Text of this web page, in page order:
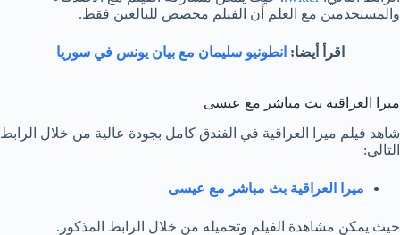
والمستخدمين مع العلم أن الفيلم مخصص للبالغين فقط.
اقرأ أيضا: انطونيو سليمان مع بيان يونس في سوريا
ميرا العراقية بث مباشر مع عيسى
شاهد فيلم ميرا العراقية في الفندق كامل بجودة عالية من خلال الرابط
التالي:
ميرا العراقية بث مباشر مع عيسى
حيث يمكن مشاهدة الفيلم وتحميله من خلال الرابط المذكور.